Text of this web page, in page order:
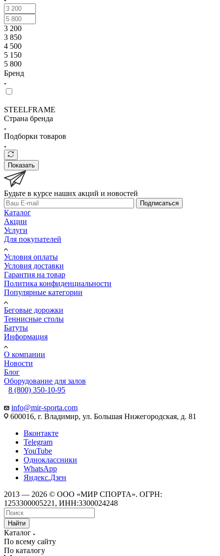
3 200
3 850
4 500
5 150
5 800
Бренд
STEELFRAME
Страна бренда
Подборки товаров
Показать
Будьте в курсе наших акций и новостей
Подписаться
Каталог
Акции
Услуги
Для покупателей
Условия оплаты
Условия доставки
Гарантия на товар
Политика конфиденциальности
Популярные категории
Беговые дорожки
Теннисные столы
Батуты
Информация
О компании
Новости
Блог
Оборудование для залов
8 (800) 350-10-95
info@mir-sporta.com
600016, г. Владимир, ул. Большая Нижегородская, д. 81
Вконтакте
Telegram
YouTube
Одноклассники
WhatsApp
Яндекс.Дзен
2013 — 2026 © ООО «МИР СПОРТА». ОГРН:
1253300005221, ИНН:3300024248
Найти
Каталог
По всему сайту
По каталогу